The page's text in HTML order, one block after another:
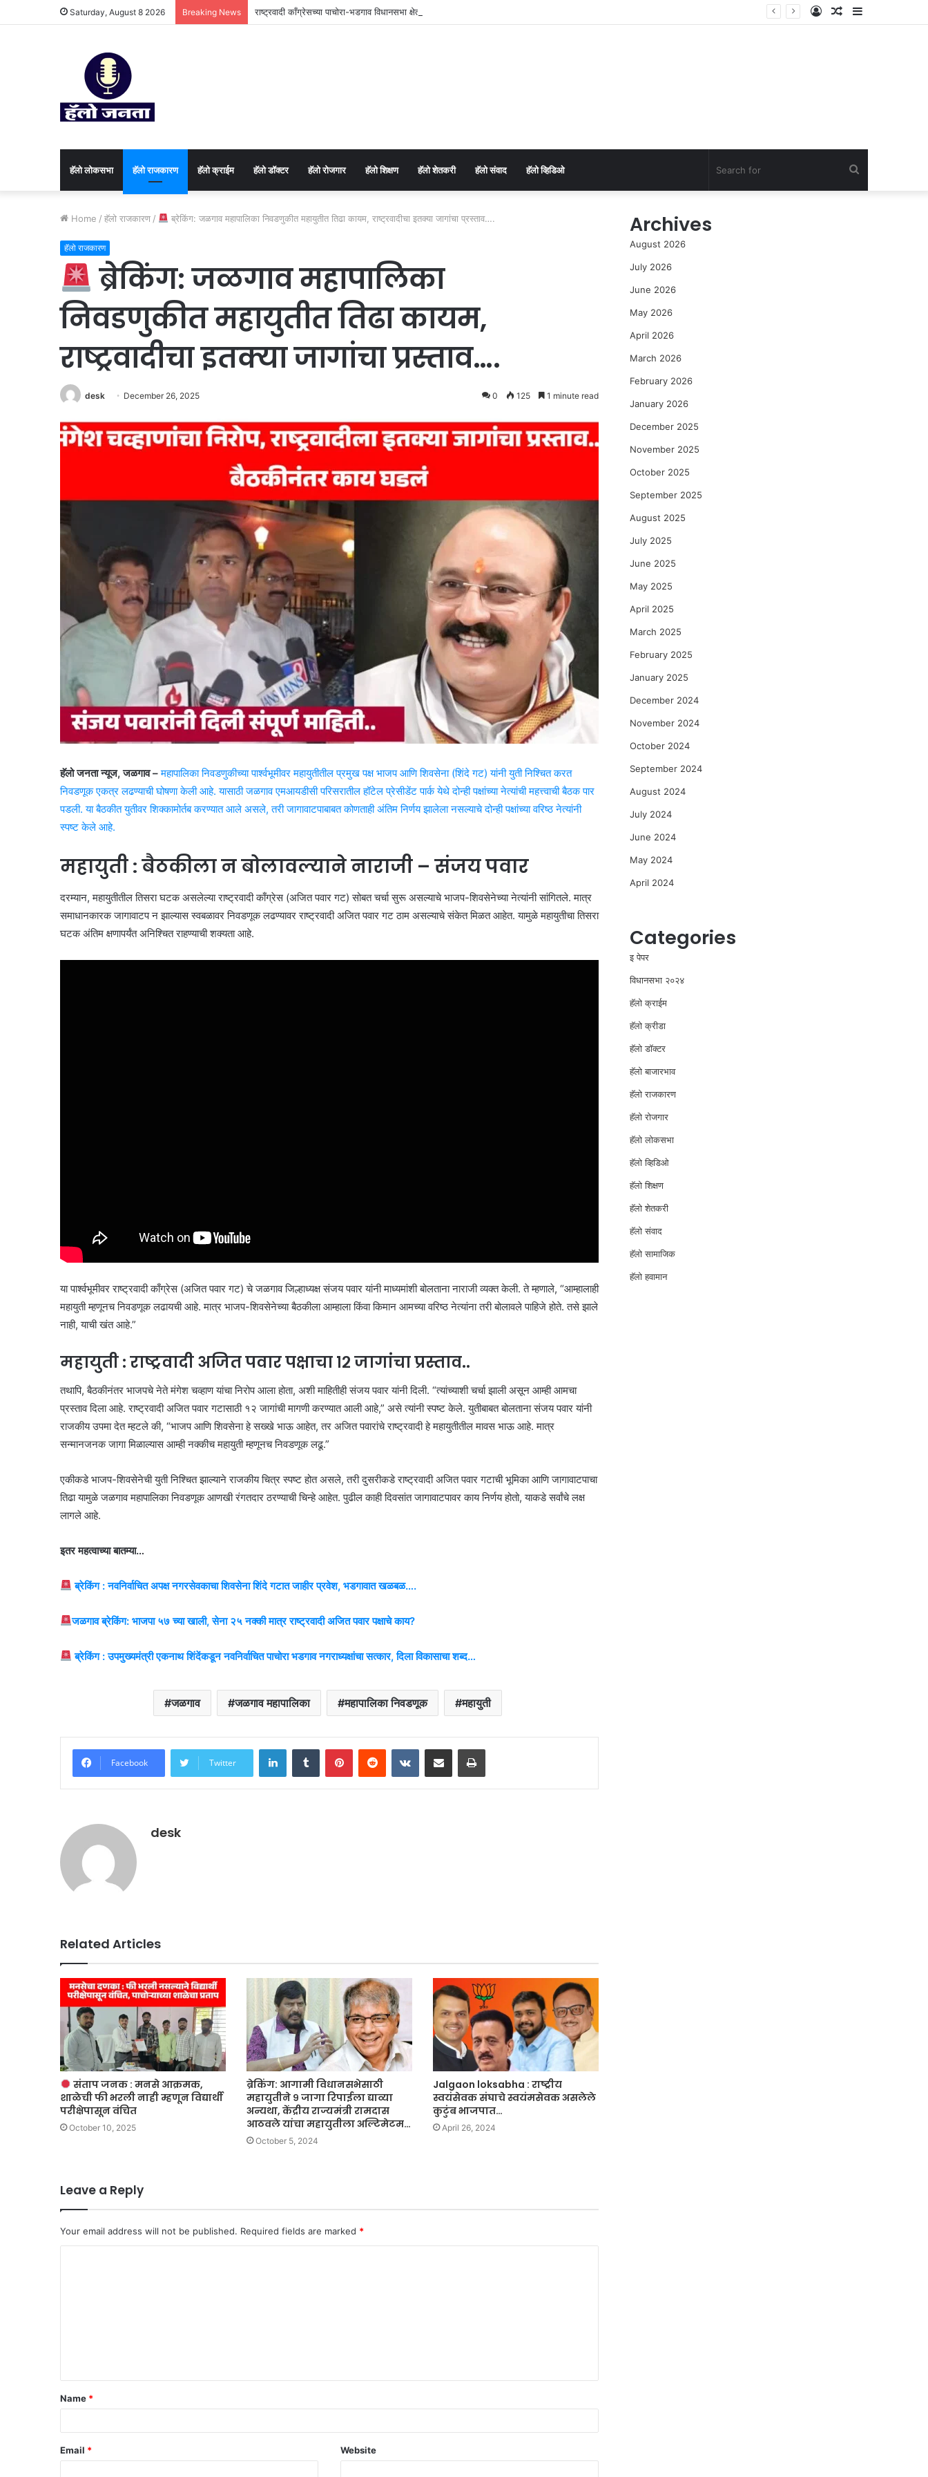
Saturday, August 8 2026 Breaking News राष्ट्रवादी काँग्रेसच्या पाचोरा-भडगाव विधानसभा क्षेत्र प्रमुखपदी हर्षल पाटील यांची नियुक्ती. Sidebar
Random
Log
हॅलो लोकसभा हॅलो राजकारण ⁠हॅलो क्राईम हॅलो डॉक्टर ⁠हॅलो रोजगार हॅलो शिक्षण ⁠हॅलो शेतकरी ⁠हॅलो संवाद ⁠हॅलो व्हिडिओ
Home / हॅलो राजकारण / ब्रेकिंग: जळगाव महापालिका निवडणुकीत महायुतीत तिढा कायम, राष्ट्रवादीचा इतक्या जागांचा प्रस्ताव….
हॅलो राजकारण
ब्रेकिंग: जळगाव महापालिका
निवडणुकीत महायुतीत तिढा कायम,
राष्ट्रवादीचा इतक्या जागांचा प्रस्ताव….
desk December 26, 2025 0 125 1 minute read
हॅलो जनता न्यूज, जळगाव – महापालिका निवडणुकीच्या पार्श्वभूमीवर महायुतीतील प्रमुख पक्ष भाजप आणि शिवसेना (शिंदे गट) यांनी युती निश्चित करत
निवडणूक एकत्र लढण्याची घोषणा केली आहे. यासाठी जळगाव एमआयडीसी परिसरातील हॉटेल प्रेसीडेंट पार्क येथे दोन्ही पक्षांच्या नेत्यांची महत्त्वाची बैठक पार
पडली. या बैठकीत युतीवर शिक्कामोर्तब करण्यात आले असले, तरी जागावाटपाबाबत कोणताही अंतिम निर्णय झालेला नसल्याचे दोन्ही पक्षांच्या वरिष्ठ नेत्यांनी
स्पष्ट केले आहे.
महायुती : बैठकीला न बोलावल्याने नाराजी – संजय पवार
दरम्यान, महायुतीतील तिसरा घटक असलेल्या राष्ट्रवादी काँग्रेस (अजित पवार गट) सोबत चर्चा सुरू असल्याचे भाजप-शिवसेनेच्या नेत्यांनी सांगितले. मात्र
समाधानकारक जागावाटप न झाल्यास स्वबळावर निवडणूक लढण्यावर राष्ट्रवादी अजित पवार गट ठाम असल्याचे संकेत मिळत आहेत. यामुळे महायुतीचा तिसरा
घटक अंतिम क्षणापर्यंत अनिश्चित राहण्याची शक्यता आहे.
या पार्श्वभूमीवर राष्ट्रवादी काँग्रेस (अजित पवार गट) चे जळगाव जिल्हाध्यक्ष संजय पवार यांनी माध्यमांशी बोलताना नाराजी व्यक्त केली. ते म्हणाले, “आम्हालाही
महायुती म्हणूनच निवडणूक लढायची आहे. मात्र भाजप-शिवसेनेच्या बैठकीला आम्हाला किंवा किमान आमच्या वरिष्ठ नेत्यांना तरी बोलावले पाहिजे होते. तसे झाले
नाही, याची खंत आहे.”
महायुती : राष्ट्रवादी अजित पवार पक्षाचा १२ जागांचा प्रस्ताव..
तथापि, बैठकीनंतर भाजपचे नेते मंगेश चव्हाण यांचा निरोप आला होता, अशी माहितीही संजय पवार यांनी दिली. “त्यांच्याशी चर्चा झाली असून आम्ही आमचा
प्रस्ताव दिला आहे. राष्ट्रवादी अजित पवार गटासाठी १२ जागांची मागणी करण्यात आली आहे,” असे त्यांनी स्पष्ट केले. युतीबाबत बोलताना संजय पवार यांनी
राजकीय उपमा देत म्हटले की, “भाजप आणि शिवसेना हे सख्खे भाऊ आहेत, तर अजित पवारांचे राष्ट्रवादी हे महायुतीतील मावस भाऊ आहे. मात्र
सन्मानजनक जागा मिळाल्यास आम्ही नक्कीच महायुती म्हणूनच निवडणूक लढू.”
एकीकडे भाजप-शिवसेनेची युती निश्चित झाल्याने राजकीय चित्र स्पष्ट होत असले, तरी दुसरीकडे राष्ट्रवादी अजित पवार गटाची भूमिका आणि जागावाटपाचा
तिढा यामुळे जळगाव महापालिका निवडणूक आणखी रंगतदार ठरण्याची चिन्हे आहेत. पुढील काही दिवसांत जागावाटपावर काय निर्णय होतो, याकडे सर्वांचे लक्ष
लागले आहे.
इतर महत्वाच्या बातम्या…
ब्रेकिंग : नवनिर्वाचित अपक्ष नगरसेवकाचा शिवसेना शिंदे गटात जाहीर प्रवेश, भडगावात खळबळ….
जळगाव ब्रेकिंग: भाजपा ५७ च्या खाली, सेना २५ नक्की मात्र राष्ट्रवादी अजित पवार पक्षाचे काय?
ब्रेकिंग : उपमुख्यमंत्री एकनाथ शिंदेंकडून नवनिर्वाचित पाचोरा भडगाव नगराध्यक्षांचा सत्कार, दिला विकासाचा शब्द…
जळगाव जळगाव महापालिका महापालिका निवडणूक महायुती
Facebook Twitter
LinkedInTumblr PinterestReddit VKontakteShare via Email Print
desk
Related Articles
संताप जनक : मनसे आक्रमक,
शाळेची फी भरली नाही म्हणून विद्यार्थी
परीक्षेपासून वंचित
October 10, 2025
ब्रेकिंग: आगामी विधानसभेसाठी
महायुतीने ९ जागा रिपाईला द्याव्या
अन्यथा, केंद्रीय राज्यमंत्री रामदास
आठवले यांचा महायुतीला अल्टिमेटम…
October 5, 2024
Jalgaon loksabha : राष्ट्रीय
स्वयंसेवक संघाचे स्वयंमसेवक असलेले
कुटुंब भाजपात…
April 26, 2024
Leave a Reply
Your email address will not be published. Required fields are marked *
t
*
Name *
Email * Website
Archives
August 2026
July 2026
June 2026
May 2026
April 2026
March 2026
February 2026
January 2026
December 2025
November 2025
October 2025
September 2025
August 2025
July 2025
June 2025
May 2025
April 2025
March 2025
February 2025
January 2025
December 2024
November 2024
October 2024
September 2024
August 2024
July 2024
June 2024
May 2024
April 2024
Categories
इ पेपर
विधानसभा २०२४
⁠हॅलो क्राईम
हॅलो क्रीडा
हॅलो डॉक्टर
हॅलो बाजारभाव
हॅलो राजकारण
⁠हॅलो रोजगार
हॅलो लोकसभा
⁠हॅलो व्हिडिओ
हॅलो शिक्षण
⁠हॅलो शेतकरी
⁠हॅलो संवाद
हॅलो सामाजिक
हॅलो हवामान